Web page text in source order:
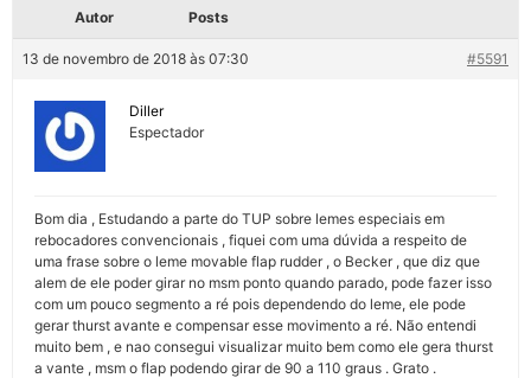
Autor Posts
13 de novembro de 2018 às 07:30 #5591
Diller
Espectador
Bom dia , Estudando a parte do TUP sobre lemes especiais em
rebocadores convencionais , fiquei com uma dúvida a respeito de
uma frase sobre o leme movable flap rudder , o Becker , que diz que
alem de ele poder girar no msm ponto quando parado, pode fazer isso
com um pouco segmento a ré pois dependendo do leme, ele pode
gerar thurst avante e compensar esse movimento a ré. Não entendi
muito bem , e nao consegui visualizar muito bem como ele gera thurst
a vante , msm o flap podendo girar de 90 a 110 graus . Grato .